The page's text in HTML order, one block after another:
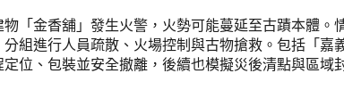
「金香舖」發生火警，火勢可能蔓延至古蹟本體
組進行人員疏散、火場控制與古物搶救。包括「
位、包裝並安全撤離，後續也模擬災後清點與區域